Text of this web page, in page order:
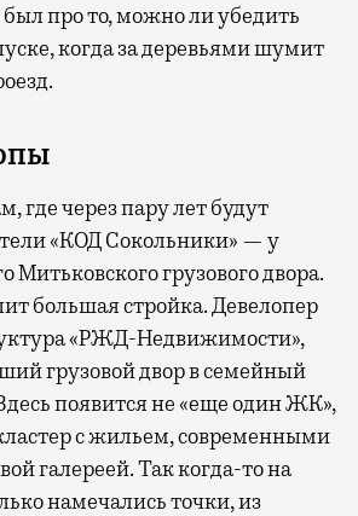
про то, можно ли убедить
когда за деревьями шумит
где через пару лет будут
«КОД Сокольники» — у
грузового двора.
большая стройка. Девелопер
«РЖД-Недвижимости»,
грузовой двор в семейный
появится не «еще один ЖК»,
с жильем, современными
галереей. Так когда-то на
намечались точки, из